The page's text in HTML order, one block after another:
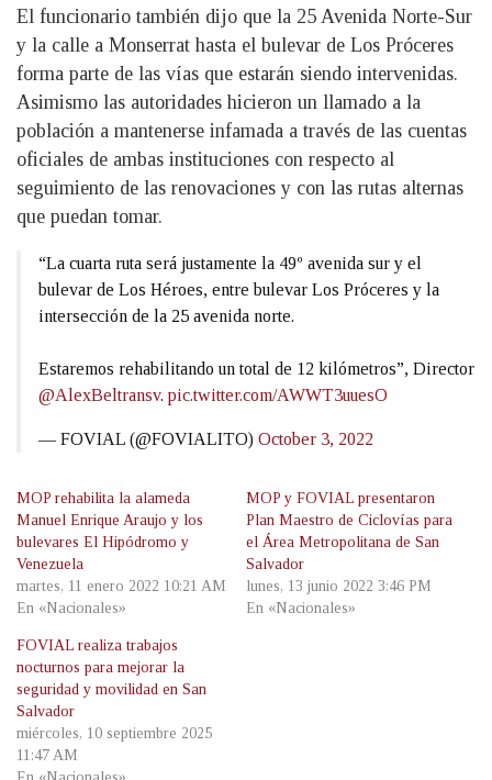
El funcionario también dijo que la 25 Avenida Norte-Sur
y la calle a Monserrat hasta el bulevar de Los Próceres
forma parte de las vías que estarán siendo intervenidas.
Asimismo las autoridades hicieron un llamado a la
población a mantenerse infamada a través de las cuentas
oficiales de ambas instituciones con respecto al
seguimiento de las renovaciones y con las rutas alternas
que puedan tomar.
“La cuarta ruta será justamente la 49º avenida sur y el
bulevar de Los Héroes, entre bulevar Los Próceres y la
intersección de la 25 avenida norte.
Estaremos rehabilitando un total de 12 kilómetros”, Director
@AlexBeltransv. pic.twitter.com/AWWT3uuesO
— FOVIAL (@FOVIALITO) October 3, 2022
MOP rehabilita la alameda
Manuel Enrique Araujo y los
bulevares El Hipódromo y
Venezuela
martes, 11 enero 2022 10:21 AM
En «Nacionales»
MOP y FOVIAL presentaron
Plan Maestro de Ciclovías para
el Área Metropolitana de San
Salvador
lunes, 13 junio 2022 3:46 PM
En «Nacionales»
FOVIAL realiza trabajos
nocturnos para mejorar la
seguridad y movilidad en San
Salvador
miércoles, 10 septiembre 2025
11:47 AM